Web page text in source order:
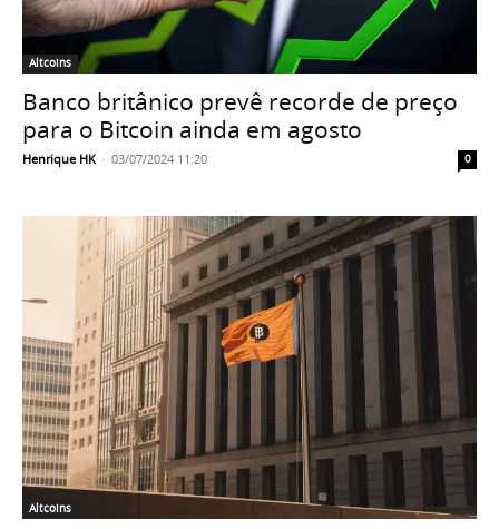
Altcoins
Banco britânico prevê recorde de preço
para o Bitcoin ainda em agosto
Henrique HK - 03/07/2024 11:20 0
Altcoins